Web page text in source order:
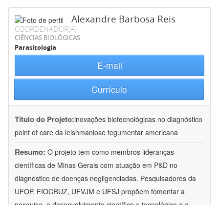
Alexandre Barbosa Reis
COORDENADOR(A)
CIÊNCIAS BIOLÓGICAS
Parasitologia
E-mail
Currículo
Título do Projeto:inovações biotecnológicas no diagnóstico
point of care da leishmaniose tegumentar americana
Resumo: O projeto tem como membros lideranças
científicas de Minas Gerais com atuação em P&D no
diagnóstico de doenças negligenciadas. Pesquisadores da
UFOP, FIOCRUZ, UFVJM e UFSJ propõem fomentar a